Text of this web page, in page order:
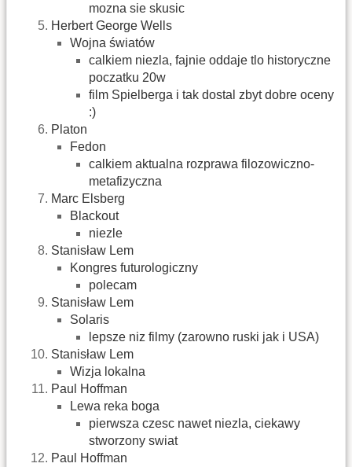
mozna sie skusic
Herbert George Wells
Wojna światów
calkiem niezla, fajnie oddaje tlo historyczne
poczatku 20w
film Spielberga i tak dostal zbyt dobre oceny
:)
Platon
Fedon
calkiem aktualna rozprawa filozowiczno-
metafizyczna
Marc Elsberg
Blackout
niezle
Stanisław Lem
Kongres futurologiczny
polecam
Stanisław Lem
Solaris
lepsze niz filmy (zarowno ruski jak i USA)
Stanisław Lem
Wizja lokalna
Paul Hoffman
Lewa reka boga
pierwsza czesc nawet niezla, ciekawy
stworzony swiat
Paul Hoffman